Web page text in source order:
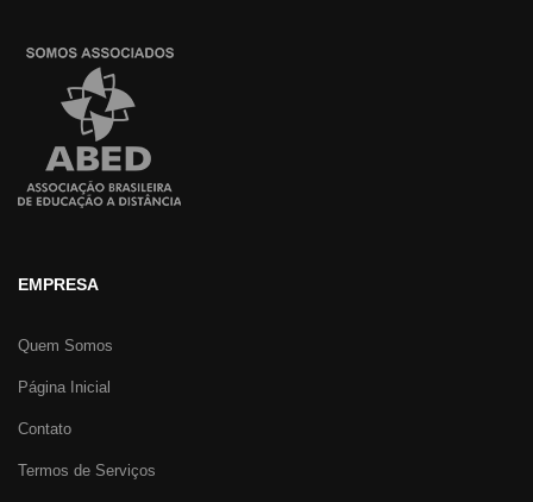
EMPRESA
Quem Somos
Página Inicial
Contato
Termos de Serviços